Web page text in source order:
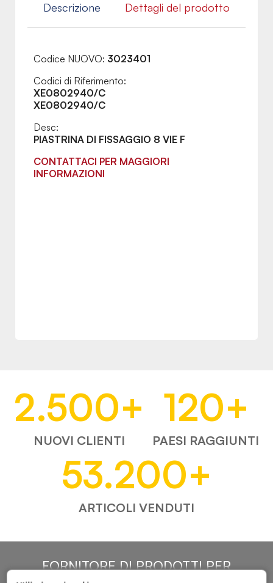
Descrizione Dettagli del prodotto
Codice NUOVO: 3023401
Codici di Riferimento:
XE0802940/C
XE0802940/C
Desc:
PIASTRINA DI FISSAGGIO 8 VIE F
CONTATTACI PER MAGGIORI
INFORMAZIONI
2.500+
NUOVI CLIENTI
120+
PAESI RAGGIUNTI
53.200+
ARTICOLI VENDUTI
FORNITORE DI PRODOTTI PER